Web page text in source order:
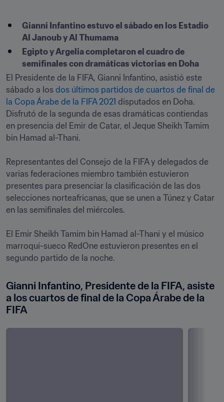
Gianni Infantino estuvo el sábado en los Estadio
Al Janoub y Al Thumama
Egipto y Argelia completaron el cuadro de
semifinales con dramáticas victorias en Doha
El Presidente de la FIFA, Gianni Infantino, asistió este
sábado a los dos últimos partidos de cuartos de final de
la Copa Árabe de la FIFA 2021 disputados en Doha.
Disfrutó de la segunda de esas dramáticas contiendas
en presencia del Emir de Catar, el Jeque Sheikh Tamim
bin Hamad al-Thani.
Representantes del Consejo de la FIFA y delegados de
varias federaciones miembro también estuvieron
presentes para presenciar la clasificación de las dos
selecciones norteafricanas, que se unen a Túnez y Catar
en las semifinales del miércoles.
El Emir Sheikh Tamim bin Hamad al-Thani y el músico
marroquí-sueco RedOne estuvieron presentes en el
segundo partido de la noche.
Gianni Infantino, Presidente de la FIFA, asiste
a los cuartos de final de la Copa Árabe de la
FIFA